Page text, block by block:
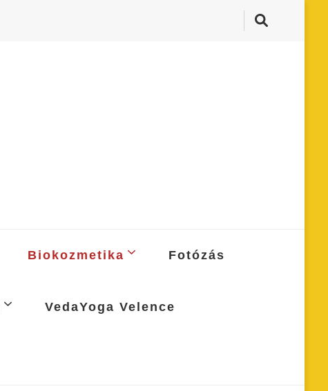
Biokozmetika Fotózás
VedaYoga Velence